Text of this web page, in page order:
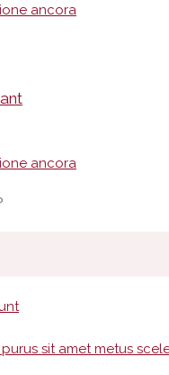
ancora
ancora
sit amet metus